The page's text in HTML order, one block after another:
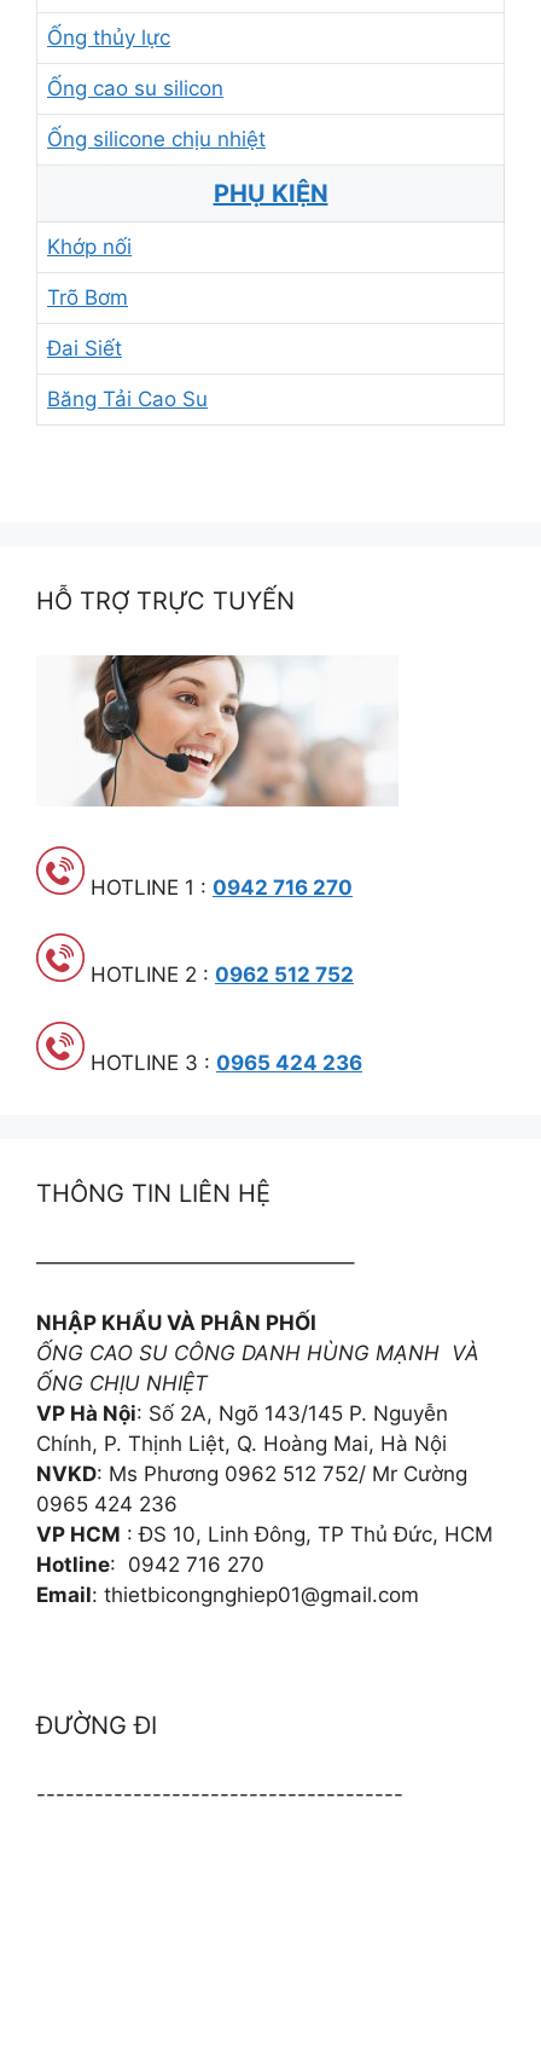
Ống thủy lực
Ống cao su silicon
Ống silicone chịu nhiệt
PHỤ KIỆN
Khớp nối
Trõ Bơm
Đai Siết
Băng Tải Cao Su
HỖ TRỢ TRỰC TUYẾN
HOTLINE 1 : 0942 716 270
HOTLINE 2 : 0962 512 752
HOTLINE 3 : 0965 424 236
THÔNG TIN LIÊN HỆ
———————————————–
NHẬP KHẨU VÀ PHÂN PHỐI
ỐNG CAO SU CÔNG DANH HÙNG MẠNH VÀ
ỐNG CHỊU NHIỆT
VP Hà Nội: Số 2A, Ngõ 143/145 P. Nguyễn
Chính, P. Thịnh Liệt, Q. Hoàng Mai, Hà Nội
NVKD: Ms Phương 0962 512 752/ Mr Cường
0965 424 236
VP HCM : ĐS 10, Linh Đông, TP Thủ Đức, HCM
Hotline: 0942 716 270
Email: thietbicongnghiep01@gmail.com
ĐƯỜNG ĐI
--------------------------------------